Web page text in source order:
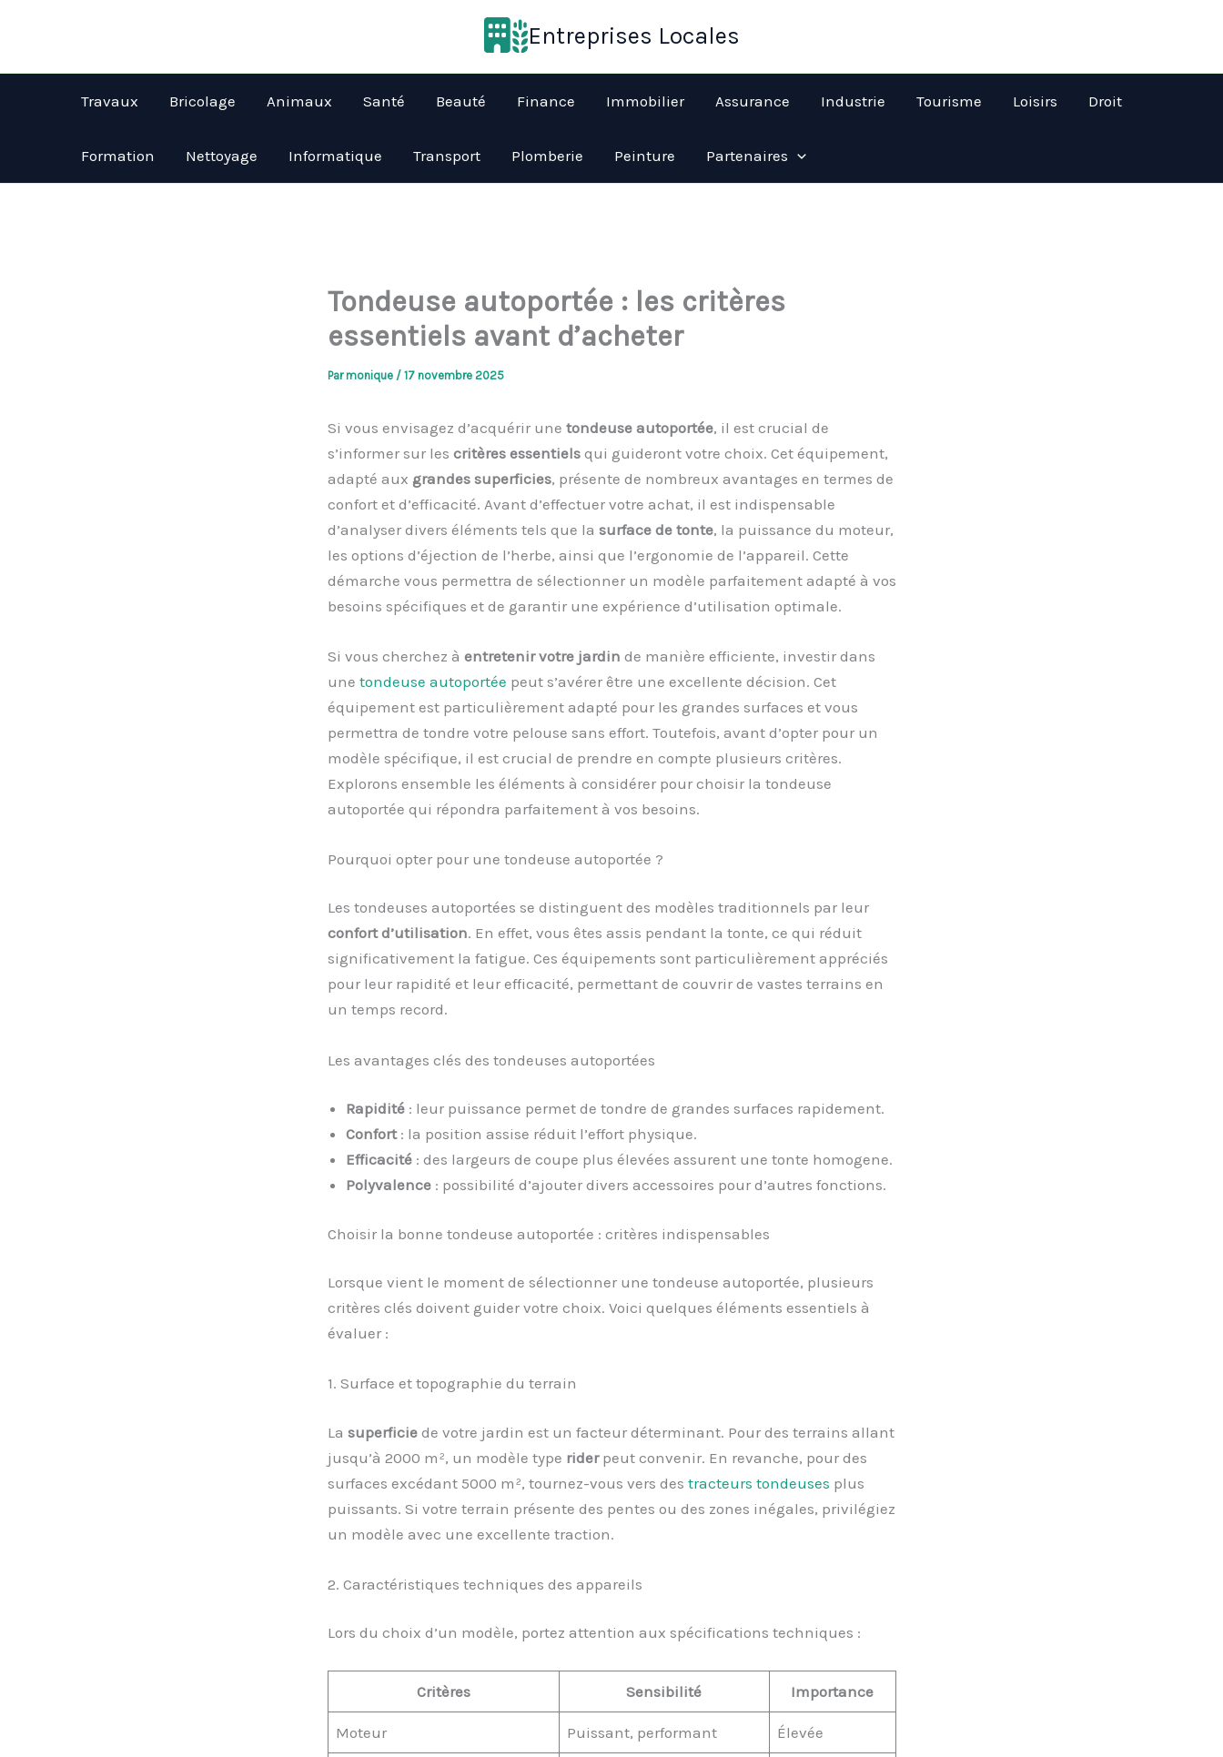
Entreprises Locales
Travaux Bricolage Animaux Santé Beauté Finance Immobilier Assurance Industrie Tourisme Loisirs Droit
Formation Nettoyage Informatique Transport Plomberie Peinture Partenaires
Tondeuse autoportée : les critères
essentiels avant d’acheter
Parmonique / 17 novembre 2025
Si vous envisagez d’acquérir une tondeuse autoportée, il est crucial de
s’informer sur les critères essentielsqui guideront votre choix. Cet équipement,
adapté aux grandes superficies, présente de nombreux avantages en termes de
confort et d’efficacité. Avant d’effectuer votre achat, il est indispensable
d’analyser divers éléments tels que la surface de tonte, la puissance du moteur,
les options d’éjection de l’herbe, ainsi que l’ergonomie de l’appareil. Cette
démarche vous permettra de sélectionner un modèle parfaitement adapté à vos
besoins spécifiques et de garantir une expérience d’utilisation optimale.
Si vous cherchez à entretenir votre jardin de manière efficiente, investir dans
une tondeuse autoportée peut s’avérer être une excellente décision. Cet
équipement est particulièrement adapté pour les grandes surfaces et vous
permettra de tondre votre pelouse sans effort. Toutefois, avant d’opter pour un
modèle spécifique, il est crucial de prendre en compte plusieurs critères.
Explorons ensemble les éléments à considérer pour choisir la tondeuse
autoportée qui répondra parfaitement à vos besoins.
Pourquoi opter pour une tondeuse autoportée ?
Les tondeuses autoportées se distinguent des modèles traditionnels par leur
confort d’utilisation. En effet, vous êtes assis pendant la tonte, ce qui réduit
significativement la fatigue. Ces équipements sont particulièrement appréciés
pour leur rapidité et leur efficacité, permettant de couvrir de vastes terrains en
un temps record.
Les avantages clés des tondeuses autoportées
Rapidité: leur puissance permet de tondre de grandes surfaces rapidement.
Confort: la position assise réduit l’effort physique.
Efficacité: des largeurs de coupe plus élevées assurent une tonte homogene.
Polyvalence: possibilité d’ajouter divers accessoires pour d’autres fonctions.
Choisir la bonne tondeuse autoportée : critères indispensables
Lorsque vient le moment de sélectionner une tondeuse autoportée, plusieurs
critères clés doivent guider votre choix. Voici quelques éléments essentiels à
évaluer :
1. Surface et topographie du terrain
La superficiede votre jardin est un facteur déterminant. Pour des terrains allant
jusqu’à 2000 m², un modèle type riderpeut convenir. En revanche, pour des
surfaces excédant 5000 m², tournez-vous vers des tracteurs tondeuses plus
puissants. Si votre terrain présente des pentes ou des zones inégales, privilégiez
un modèle avec une excellente traction.
2. Caractéristiques techniques des appareils
Lors du choix d’un modèle, portez attention aux spécifications techniques :
Critères Sensibilité Importance
Moteur Puissant, performant Élevée